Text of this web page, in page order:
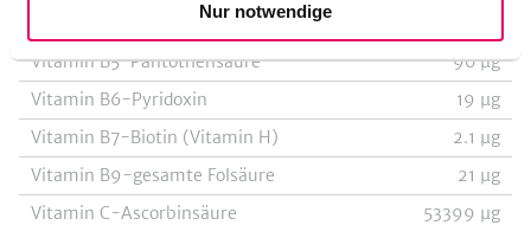
Nur notwendige
Vitamin B3-Niacinäquivalent
Vitamin B5-Pantothensäure
90 µg
Vitamin B6-Pyridoxin
19 µg
Vitamin B7-Biotin (Vitamin H)
2.1 µg
Vitamin B9-gesamte Folsäure
21 µg
Vitamin C-Ascorbinsäure
53399 µg